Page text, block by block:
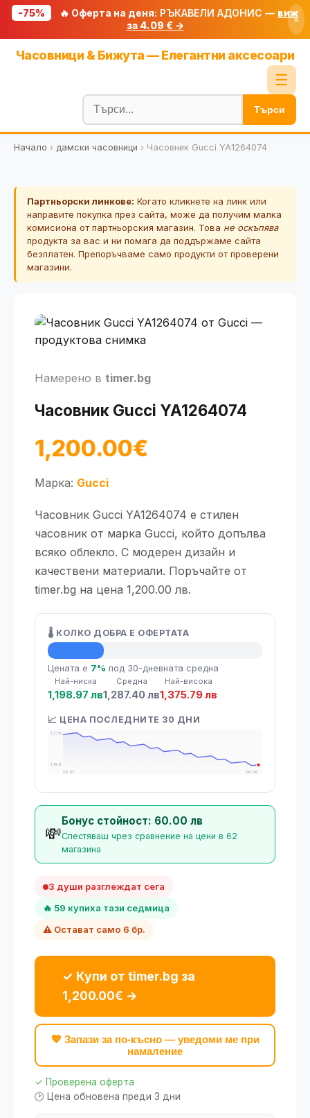
-75% 🔥 Оферта на деня: РЪКАВЕЛИ АДОНИС — виж
за 4.09 € →
×
Часовници & Бижута — Елегантни аксесоари
☰
Блог
🧮 Калкулатори
🔍 Намери продукт
🎟️ Купони
Търси
Начало › дамски часовници › Часовник Gucci YA1264074
Партньорски линкове: Когато кликнете на линк или
направите покупка през сайта, може да получим малка
комисиона от партньорския магазин. Това не оскъпява
продукта за вас и ни помага да поддържаме сайта
безплатен. Препоръчваме само продукти от проверени
магазини.
Намерено в timer.bg
Часовник Gucci YA1264074
1,200.00€
Марка: Gucci
Часовник Gucci YA1264074 е стилен
часовник от марка Gucci, който допълва
всяко облекло. С модерен дизайн и
качествени материали. Поръчайте от
timer.bg на цена 1,200.00 лв.
🌡️ КОЛКО ДОБРА Е ОФЕРТАТА
💡 Средна цена
Цената е 7% под 30-дневната средна
Най-ниска
1,198.97 лв
Средна
1,287.40 лв
Най-висока
1,375.79 лв
📈 ЦЕНА ПОСЛЕДНИТЕ 30 ДНИ
1,376
1,199
08.07
06.08
💸
Бонус стойност: 60.00 лв
Спестяваш чрез сравнение на цени в 62
магазина
3 души разглеждат сега
🔥 59 купиха тази седмица
⚠️ Остават само 6 бр.
✓ Купи от timer.bg за
1,200.00€ →
💖 Запази за по-късно — уведоми ме при
намаление
✓ Проверена оферта
🕑 Цена обновена преди 3 дни